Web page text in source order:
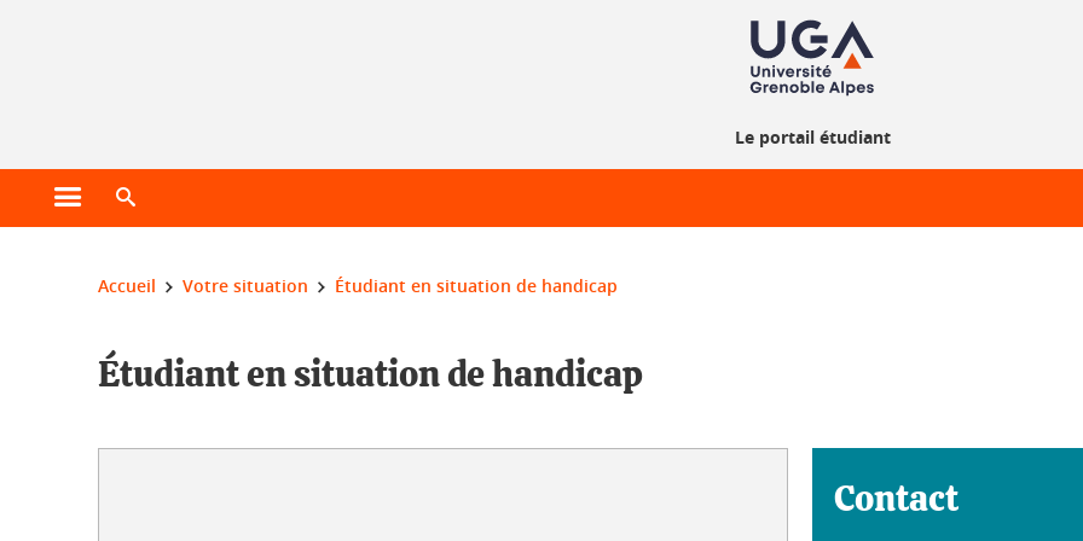
Le portail étudiant
Ouvrir le menu principal
Vous êtes ici :
Accueil Votre situation Étudiant en situation de handicap
Étudiant en situation de handicap
Étudiant en situation de handicap
Contact